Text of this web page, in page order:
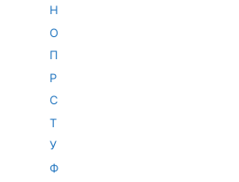
Н
О
П
Р
С
Т
У
Ф